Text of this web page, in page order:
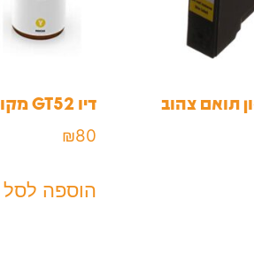
דיו GT52 מקורי HP צהוב
₪80
הוספה לסל